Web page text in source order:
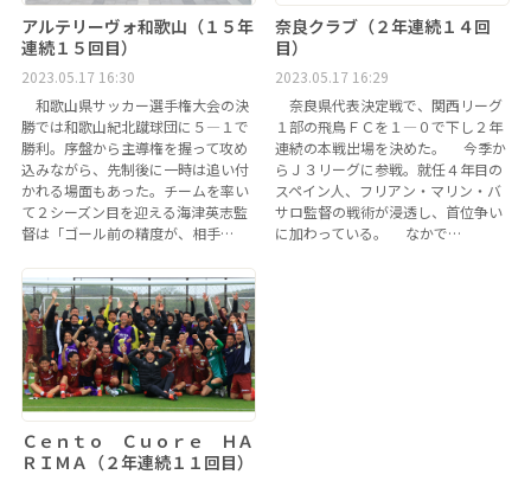
アルテリーヴォ和歌山（１５年
連続１５回目）
2023.05.17 16:30
和歌山県サッカー選手権大会の決
勝では和歌山紀北蹴球団に５―１で
勝利。序盤から主導権を握って攻め
込みながら、先制後に一時は追い付
かれる場面もあった。チームを率い
て２シーズン目を迎える海津英志監
督は「ゴール前の精度が、相手…
奈良クラブ（２年連続１４回
目）
2023.05.17 16:29
奈良県代表決定戦で、関西リーグ
１部の飛鳥ＦＣを１―０で下し２年
連続の本戦出場を決めた。 今季か
らＪ３リーグに参戦。就任４年目の
スペイン人、フリアン・マリン・バ
サロ監督の戦術が浸透し、首位争い
に加わっている。 なかで…
Ｃｅｎｔｏ Ｃｕｏｒｅ ＨＡ
ＲＩＭＡ（２年連続１１回目）